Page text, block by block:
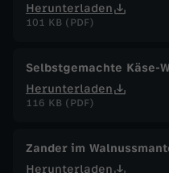
Herunterladen
101 KB (PDF)
Selbstgemachte Käse-
Herunterladen
116 KB (PDF)
Zander im
Herunterladen